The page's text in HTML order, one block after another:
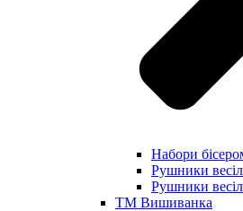
Набори
Рушники
Рушники
ТМ Вишиванка